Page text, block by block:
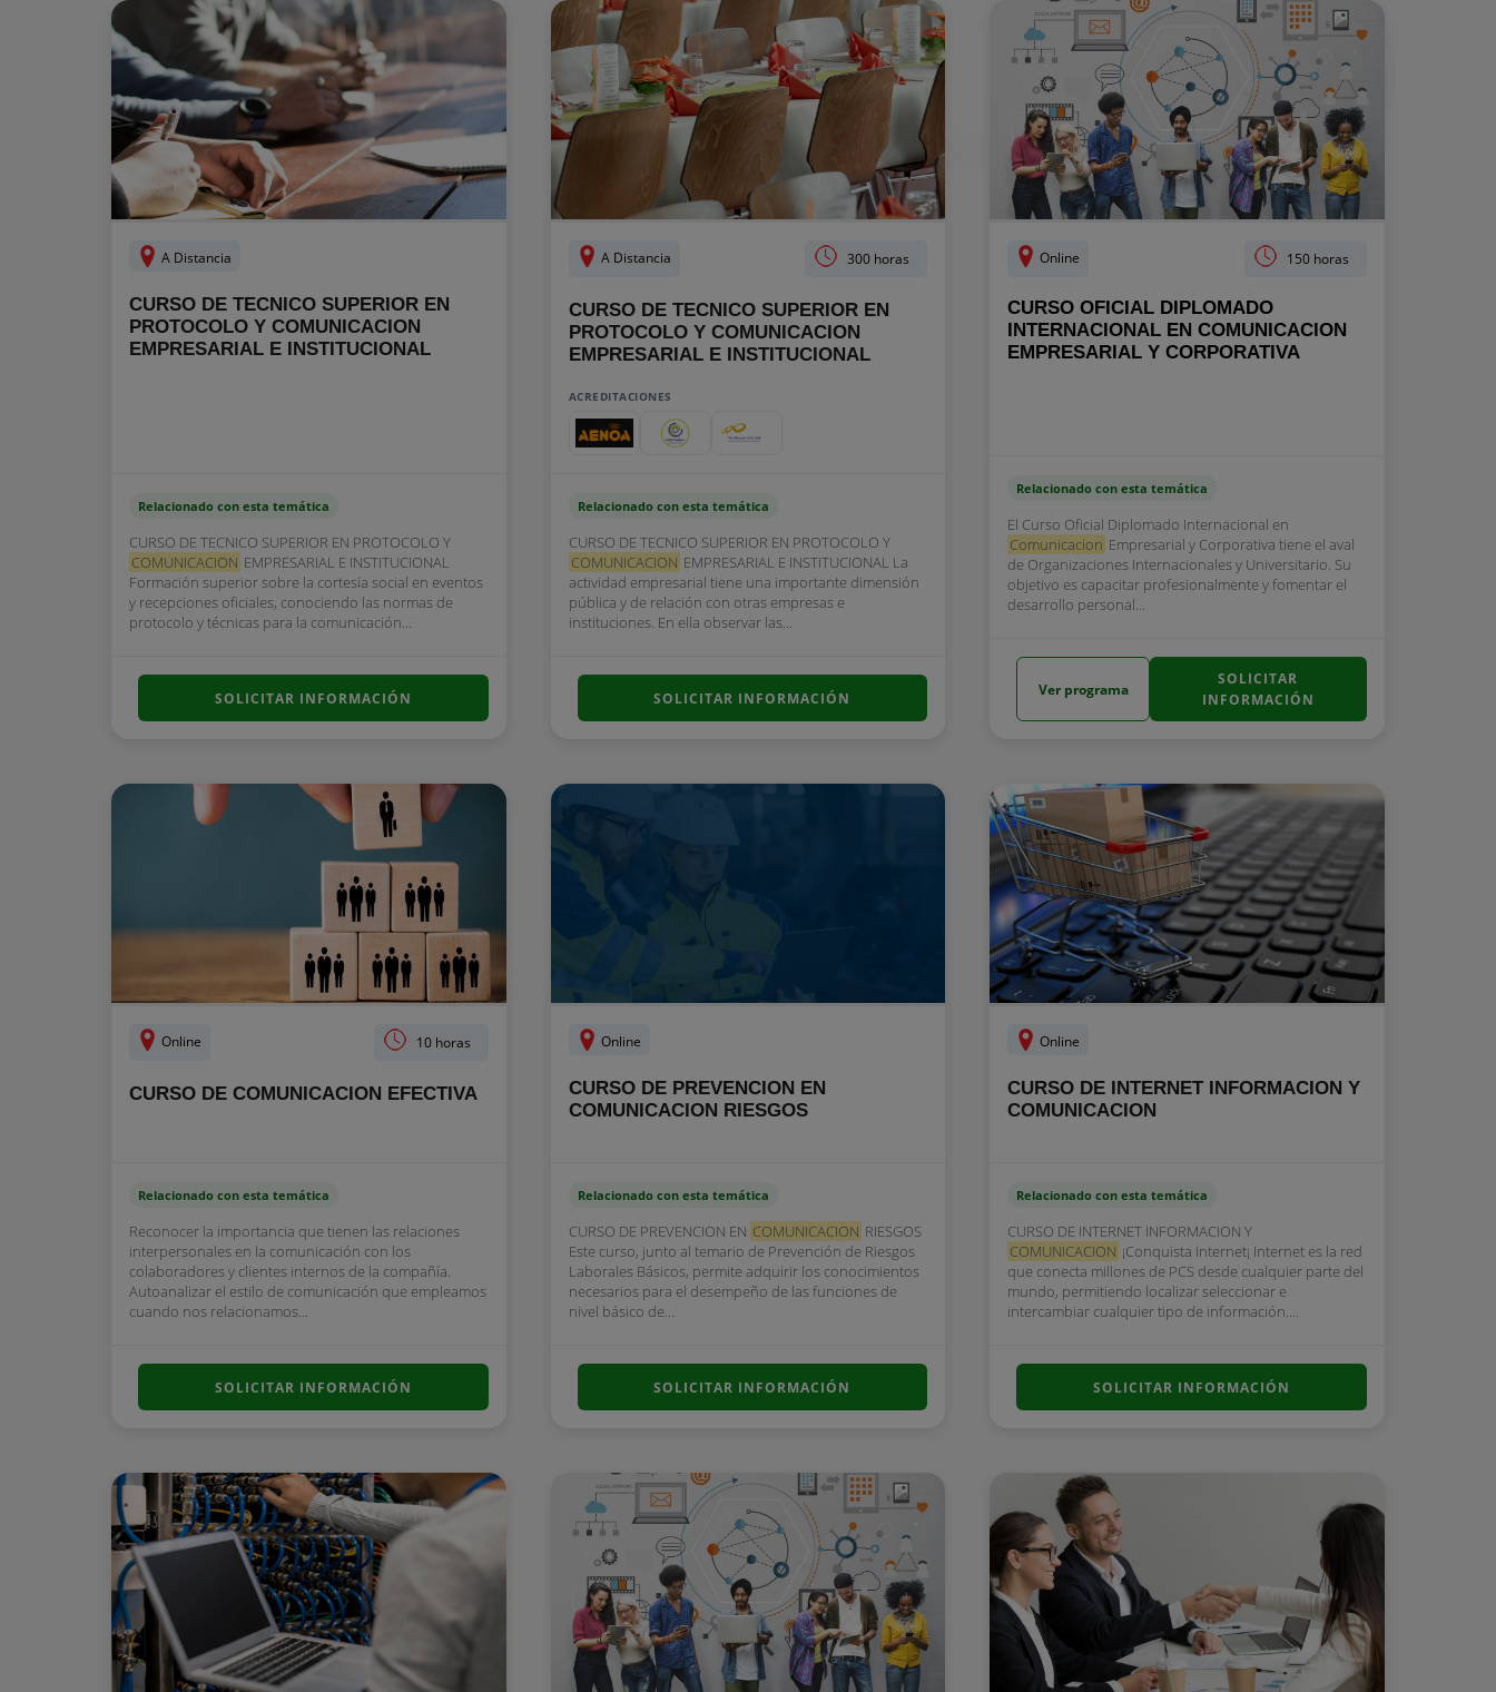
A Distancia
CURSO DE TECNICO SUPERIOR EN
PROTOCOLO Y COMUNICACION
EMPRESARIAL E INSTITUCIONAL
Relacionado con esta temática
CURSO DE TECNICO SUPERIOR EN PROTOCOLO Y
COMUNICACION EMPRESARIAL E INSTITUCIONAL
Formación superior sobre la cortesía social en eventos
y recepciones oficiales, conociendo las normas de
protocolo y técnicas para la comunicación...
SOLICITAR INFORMACIÓN
A Distancia 300 horas
CURSO DE TECNICO SUPERIOR EN
PROTOCOLO Y COMUNICACION
EMPRESARIAL E INSTITUCIONAL
ACREDITACIONES
Relacionado con esta temática
CURSO DE TECNICO SUPERIOR EN PROTOCOLO Y
COMUNICACION EMPRESARIAL E INSTITUCIONAL La
actividad empresarial tiene una importante dimensión
pública y de relación con otras empresas e
instituciones. En ella observar las...
SOLICITAR INFORMACIÓN
Online 150 horas
CURSO OFICIAL DIPLOMADO
INTERNACIONAL EN COMUNICACION
EMPRESARIAL Y CORPORATIVA
Relacionado con esta temática
El Curso Oficial Diplomado Internacional en
Comunicacion Empresarial y Corporativa tiene el aval
de Organizaciones Internacionales y Universitario. Su
objetivo es capacitar profesionalmente y fomentar el
desarrollo personal...
Ver programa
SOLICITAR
INFORMACIÓN
Online 10 horas
CURSO DE COMUNICACION EFECTIVA
Relacionado con esta temática
Reconocer la importancia que tienen las relaciones
interpersonales en la comunicación con los
colaboradores y clientes internos de la compañía.
Autoanalizar el estilo de comunicación que empleamos
cuando nos relacionamos...
SOLICITAR INFORMACIÓN
Online
CURSO DE PREVENCION EN
COMUNICACION RIESGOS
Relacionado con esta temática
CURSO DE PREVENCION EN COMUNICACION RIESGOS
Este curso, junto al temario de Prevención de Riesgos
Laborales Básicos, permite adquirir los conocimientos
necesarios para el desempeño de las funciones de
nivel básico de...
SOLICITAR INFORMACIÓN
Online
CURSO DE INTERNET INFORMACION Y
COMUNICACION
Relacionado con esta temática
CURSO DE INTERNET INFORMACION Y
COMUNICACION ¡Conquista Internet¡ Internet es la red
que conecta millones de PCS desde cualquier parte del
mundo, permitiendo localizar seleccionar e
intercambiar cualquier tipo de información....
SOLICITAR INFORMACIÓN